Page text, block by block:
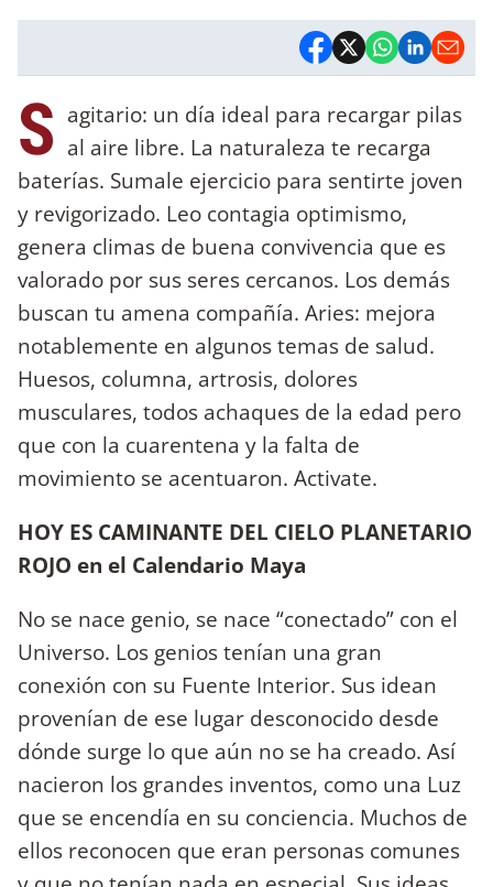
S agitario: un día ideal para recargar pilas
al aire libre. La naturaleza te recarga
baterías. Sumale ejercicio para sentirte joven
y revigorizado. Leo contagia optimismo,
genera climas de buena convivencia que es
valorado por sus seres cercanos. Los demás
buscan tu amena compañía. Aries: mejora
notablemente en algunos temas de salud.
Huesos, columna, artrosis, dolores
musculares, todos achaques de la edad pero
que con la cuarentena y la falta de
movimiento se acentuaron. Activate.
HOY ES CAMINANTE DEL CIELO PLANETARIO
ROJO en el Calendario Maya
No se nace genio, se nace “conectado” con el
Universo. Los genios tenían una gran
conexión con su Fuente Interior. Sus idean
provenían de ese lugar desconocido desde
dónde surge lo que aún no se ha creado. Así
nacieron los grandes inventos, como una Luz
que se encendía en su conciencia. Muchos de
ellos reconocen que eran personas comunes